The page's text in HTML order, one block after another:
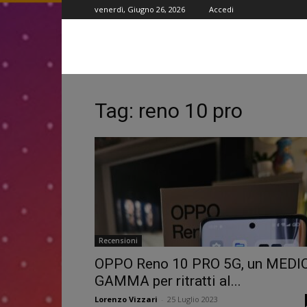
venerdì, Giugno 26, 2026 Accedi
Tag: reno 10 pro
Recensioni
OPPO Reno 10 PRO 5G, un
GAMMA per ritratti al...
Lorenzo Vizzari 25 Luglio 2023